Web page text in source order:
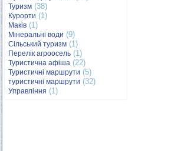
Туризм (38)
Курорти (1)
Маків (1)
Мінеральні води (9)
Сільський туризм (1)
Перелік агроосель (1)
Туристична афіша (22)
Туристичні маршрути (5)
туристичні маршрути (32)
Управління (1)